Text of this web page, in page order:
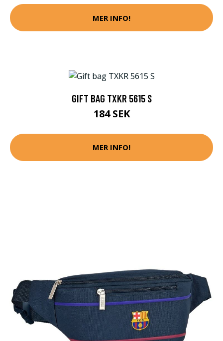
MER INFO!
GIFT BAG TXKR 5615 S
184 SEK
MER INFO!